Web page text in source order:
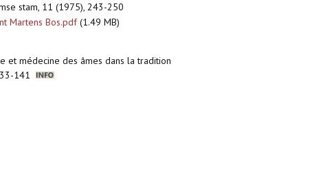
stam, 11 (1975), 243-250
Martens Bos.pdf(1.49 MB)
et médecine des âmes dans la tradition
141